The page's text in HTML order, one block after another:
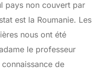
pays non couvert par
est la Roumanie. Les
nous ont été
le professeur
de